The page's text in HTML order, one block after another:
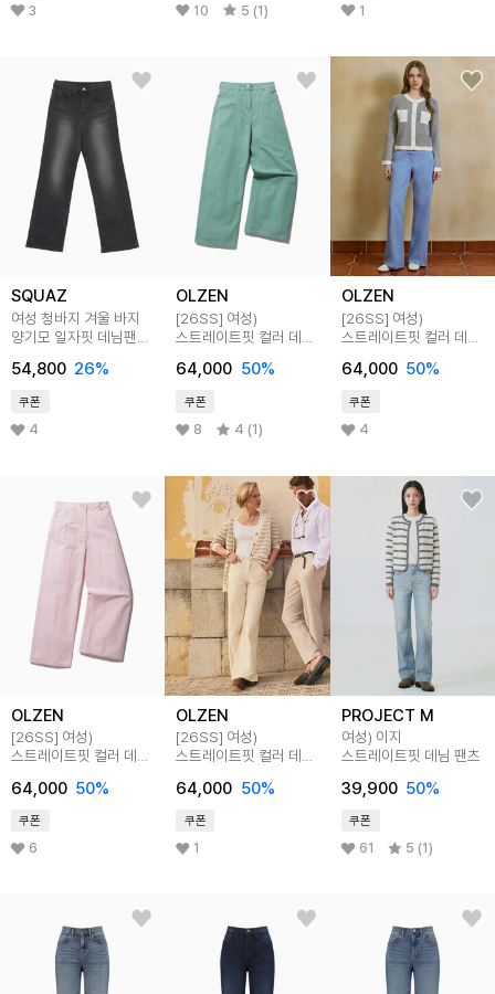
3 10 5 (1) 1
SQUAZ
여성 청바지 겨울 바지
양기모 일자핏 데님팬츠
54,800 26%
쿠폰
4
OLZEN
[26SS] 여성)
스트레이트핏 컬러 데님
64,000 50%
쿠폰
8 4 (1)
OLZEN
[26SS] 여성)
스트레이트핏 컬러 데님
64,000 50%
쿠폰
4
OLZEN
[26SS] 여성)
스트레이트핏 컬러 데님
64,000 50%
쿠폰
6
OLZEN
[26SS] 여성)
스트레이트핏 컬러 데님
64,000 50%
쿠폰
1
PROJECT M
여성) 이지
스트레이트핏 데님 팬츠
39,900 50%
쿠폰
61 5 (1)